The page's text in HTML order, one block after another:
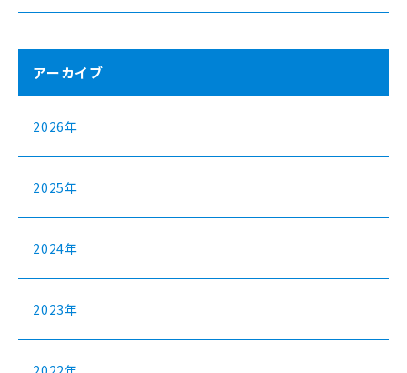
アーカイブ
2026年
2025年
2024年
2023年